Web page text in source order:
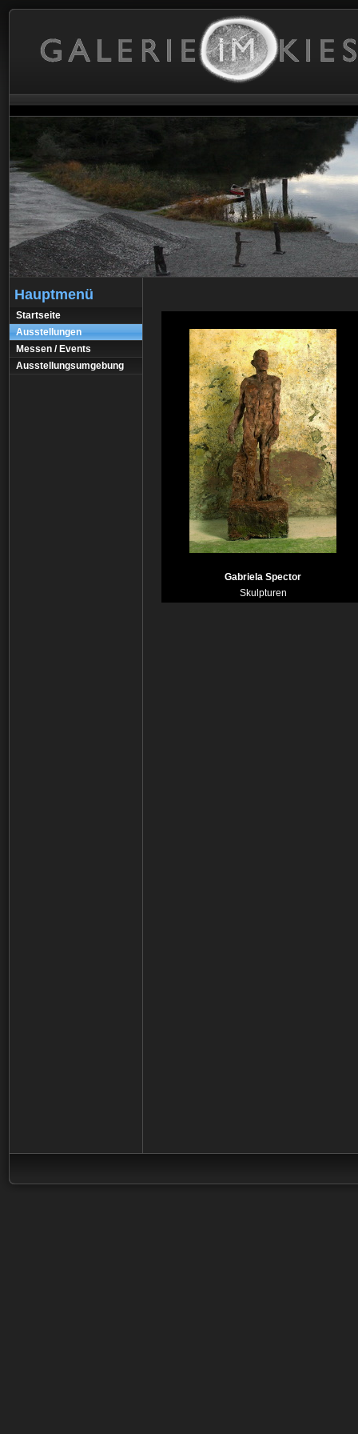
Hauptmenü
Startseite
Ausstellungen
Messen / Events
Ausstellungsumgebung
Gabriela Spector
Skulpturen